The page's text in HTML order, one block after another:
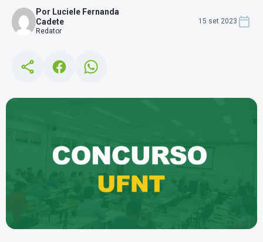
Por Luciele Fernanda
Cadete
Redator
15 set 2023